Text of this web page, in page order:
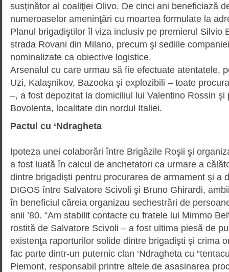
susţinător al coaliţiei Olivo. De cinci ani beneficiază
numeroaselor ameninţări cu moartea formulate la
Planul brigadiştilor îl viza inclusiv pe premierul Silvio
strada Rovani din Milano, precum şi sediile
nominalizate ca obiective logis­tice.
Arsenalul cu care urmau să fie efectuate atentatele,
Uzi, Kalaşnikov, Bazooka şi explozibili – toate
–, a fost depozitat la domi­ciliul lui Valentino Rossin şi
Bovolenta, localitate din nordul Italiei.
Pactul cu ‘Ndragheta
Ipoteza unei colaborări între Brigă­zile Roşii şi
a fost luată în calcul de anche­tatori ca urmare a
dintre brigadişti pentru procu­rarea de armament şi a
DIGOS între Salvatore Scivoli şi Bruno Ghirardi,
în beneficiul căreia organizau sechestrări de
anii ’80. “Am stabilit contacte cu fratele lui Mimmo
rostită de Salva­tore Scivoli – a fost ultima piesă de
existenţa raporturilor solide dintre brigadişti şi crima
fac parte dintr-un puternic clan ‘Ndragheta cu
Piemont, responsabil printre altele de asasinarea